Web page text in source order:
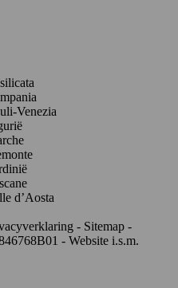
Venezia
d’Aosta
- Sitemap -
- Website i.s.m.